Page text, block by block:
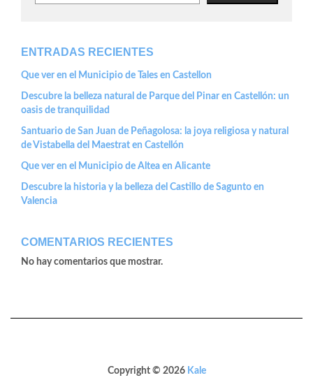
ENTRADAS RECIENTES
Que ver en el Municipio de Tales en Castellon
Descubre la belleza natural de Parque del Pinar en Castellón: un
oasis de tranquilidad
Santuario de San Juan de Peñagolosa: la joya religiosa y natural
de Vistabella del Maestrat en Castellón
Que ver en el Municipio de Altea en Alicante
Descubre la historia y la belleza del Castillo de Sagunto en
Valencia
COMENTARIOS RECIENTES
No hay comentarios que mostrar.
Copyright © 2026 Kale